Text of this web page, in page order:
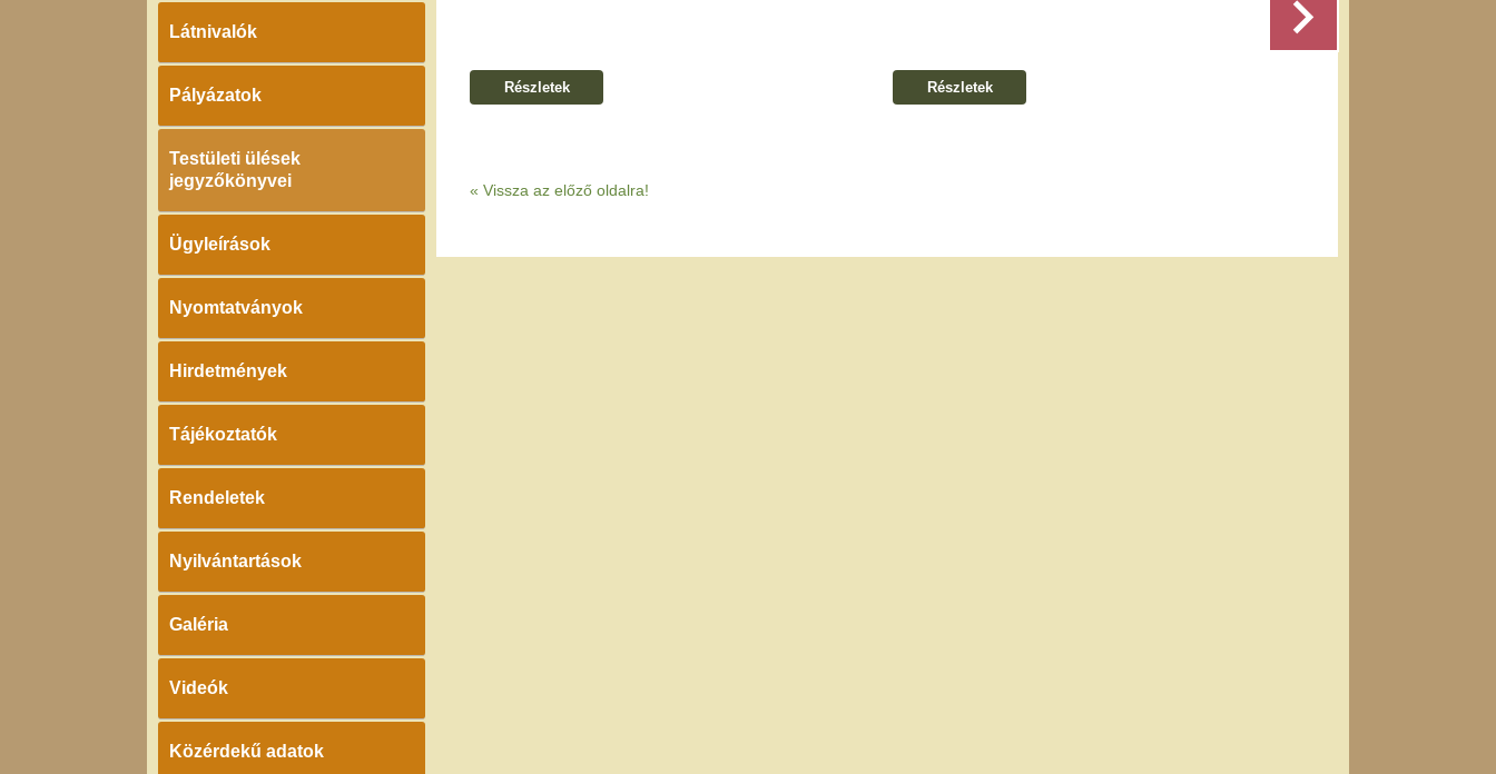
Látnivalók
Pályázatok
Testületi ülések
jegyzőkönyvei
Ügyleírások
Nyomtatványok
Hirdetmények
Tájékoztatók
Rendeletek
Nyilvántartások
Galéria
Videók
Közérdekű adatok
Részletek Részletek
« Vissza az előző oldalra!